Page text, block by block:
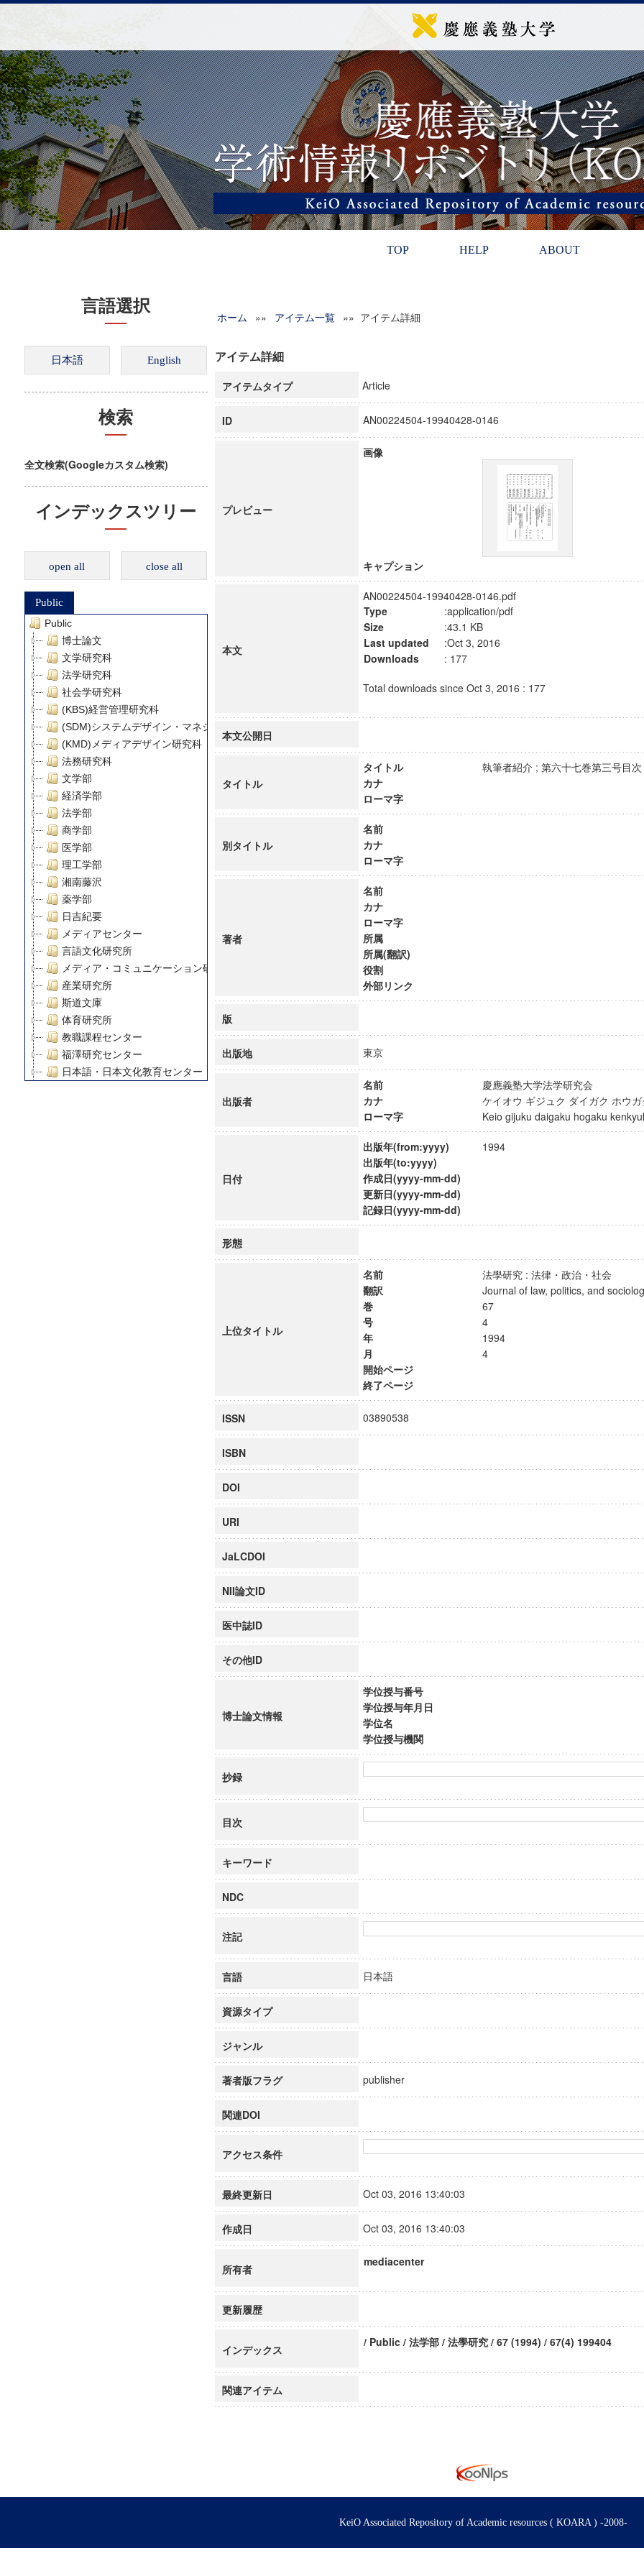
TOP HELP ABOUT
言語選択
検索
全文検索(Googleカスタム検索)
インデックスツリー
open all close all
Public
Public
博士論文
文学研究科
法学研究科
社会学研究科
(KBS)経営管理研究科
(SDM)システムデザイン・マネジメント研究科
(KMD)メディアデザイン研究科
法務研究科
文学部
経済学部
法学部
商学部
医学部
理工学部
湘南藤沢
薬学部
日吉紀要
メディアセンター
言語文化研究所
メディア・コミュニケーション研究所
産業研究所
斯道文庫
体育研究所
教職課程センター
福澤研究センター
日本語・日本文化教育センター
慶應義塾大学グローバルCOEプログラム市民社会ガバナンス教育研究センター
慶應義塾大学グローバルCOEプログラム論理と感性の先端的教育研究拠点
博士課程教育リーディングプログラム「超成熟社会発展のサイエンス」
ホーム »» アイテム一覧 »» アイテム詳細
アイテム詳細
アイテムタイプ Article
ID AN00224504-19940428-0146
プレビュー
画像
キャプション
本文
AN00224504-19940428-0146.pdf
Type
:application/pdf
Size
:43.1 KB
Last updated
:Oct 3, 2016
Downloads
: 177
Total downloads since Oct 3, 2016 : 177
本文公開日
タイトル
タイトル
執筆者紹介 ; 第六十七巻第三号
カナ
ローマ字
別タイトル
名前
カナ
ローマ字
著者
名前
カナ
ローマ字
所属
所属(翻訳)
役割
外部リンク
版
出版地 東京
出版者
名前
慶應義塾大学法学研究会
カナ
ケイオウ ギジュク ダイガク ホ
ローマ字
Keio gijuku daigaku hogaku
日付
出版年(from:yyyy)
1994
出版年(to:yyyy)
作成日(yyyy-mm-dd)
更新日(yyyy-mm-dd)
記録日(yyyy-mm-dd)
形態
上位タイトル
名前
法學研究 : 法律・政治・社会
翻訳
Journal of law, politics, and
巻
67
号
4
年
1994
月
4
開始ページ
終了ページ
ISSN 03890538
ISBN
DOI
URI
JaLCDOI
NII論文ID
医中誌ID
その他ID
博士論文情報
学位授与番号
学位授与年月日
学位名
学位授与機関
抄録
目次
キーワード
NDC
注記
言語 日本語
資源タイプ
ジャンル
著者版フラグ publisher
関連DOI
アクセス条件
最終更新日 Oct 03, 2016 13:40:03
作成日 Oct 03, 2016 13:40:03
所有者
mediacenter
更新履歴
インデックス
/ Public / 法学部 / 法學研究 / 67 (1994) / 67(4) 199404
関連アイテム
KeiO Associated Repository of Academic resources ( KOARA ) -2008-